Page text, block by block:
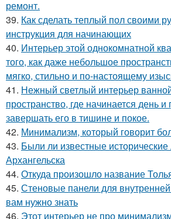
ремонт.
39. Как сделать теплый пол своими
инструкция для начинающих
40. Интерьер этой однокомнатной
того, как даже небольшое
мягко, стильно и по-настоящему
41. Нежный светлый интерьер
пространство, где начинается день и
завершать его в тишине и покое.
42. Минимализм, который говорит
43. Были ли известные исторические
Архангельска
44. Откуда произошло название
45. Стеновые панели для внутренней
вам нужно знать
46. Этот интерьер не про